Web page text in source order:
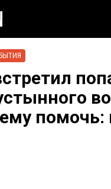
помочь: